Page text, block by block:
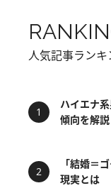
人気記事ランキ
ハイエナ
傾向を解説
「結婚＝
現実とは